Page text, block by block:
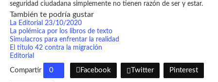
seguridad ciudadana simplemente no tienen razón de ser y estar.
También te podría gustar
La Editorial 23/10/2020
La polémica por los libros de texto
Simulacros para enfrentar la realidad
El título 42 contra la migración
Editorial
Compartir 0 Facebook Twitter Pinterest